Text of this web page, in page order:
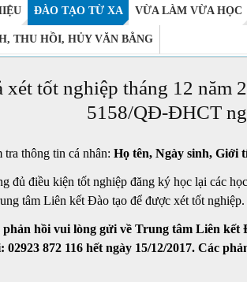
ĐÀO TẠO TỪ XA VỪA LÀM VỪA HỌC
THU HỒI, HỦY VĂN BẰNG
xét tốt nghiệp tháng 12 năm
5158/QĐ-ĐHCT
thông tin cá nhân: Họ tên, Ngày sinh, Giới
đủ điều kiện tốt nghiệp đăng ký học lại các
tâm Liên kết Đào tạo để được xét tốt nghiệp.
hồi vui lòng gửi về Trung tâm Liên kết
872 116 hết ngày 15/12/2017. Các